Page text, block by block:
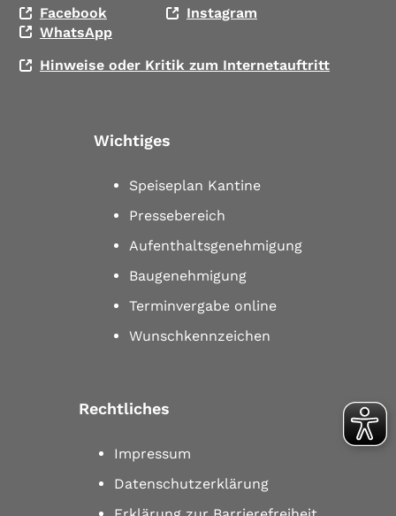
Facebook
Instagram
WhatsApp
Hinweise oder Kritik zum Internetauftritt
Wichtiges
Speiseplan Kantine
Pressebereich
Aufenthaltsgenehmigung
Baugenehmigung
Terminvergabe online
Wunschkennzeichen
Rechtliches
Impressum
Datenschutzerklärung